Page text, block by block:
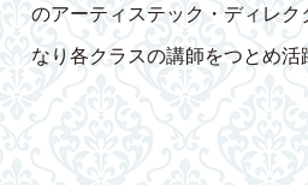
のアーティステック・ディレク
なり各クラスの講師をつとめ活